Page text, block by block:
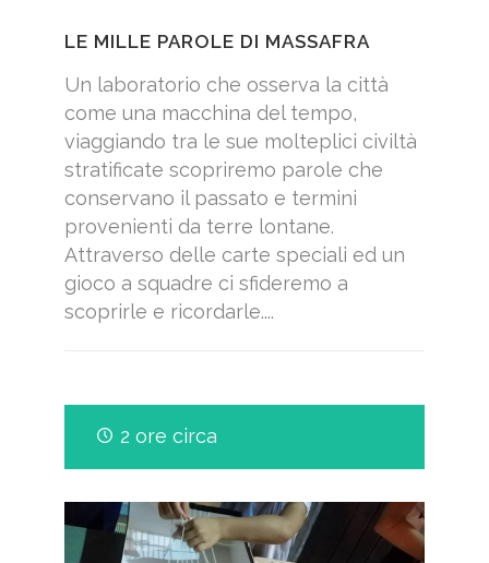
LE MILLE PAROLE DI MASSAFRA
Un laboratorio che osserva la città
come una macchina del tempo,
viaggiando tra le sue molteplici civiltà
stratificate scopriremo parole che
conservano il passato e termini
provenienti da terre lontane.
Attraverso delle carte speciali ed un
gioco a squadre ci sfideremo a
scoprirle e ricordarle....
2 ore circa